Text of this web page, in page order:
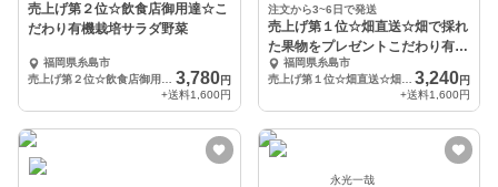
売上げ第２位☆飲食店御用達☆こ
だわり有機栽培サラダ野菜
福岡県糸島市
3,780円
+送料1,600円
注文から3~6日で発送
売上げ第１位☆畑直送☆畑で採れ
た果物をプレゼントこだわり有機
栽培野菜10品セット
福岡県糸島市
3,240円
+送料1,600円
永光一哉